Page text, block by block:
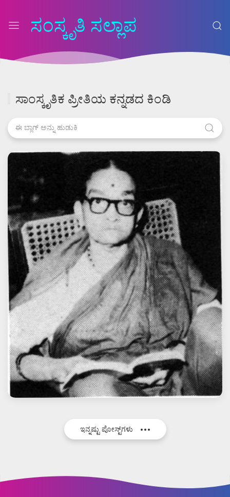
ಸಂಸ್ಕೃತಿ ಸಲ್ಲಾಪ
ಸಾಂಸ್ಕೃತಿಕ ಪ್ರೀತಿಯ ಕನ್ನಡದ ಕಿಂಡಿ
ಇನ್ನಷ್ಟು ಪೋಸ್ಟ್‌ಗಳು